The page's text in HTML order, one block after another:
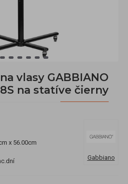
vlasy GABBIANO
na statíve čierny
x 56.00cm
Gabbiano